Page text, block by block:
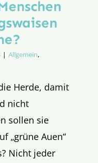
| Allgemein,
Herde, damit
nicht
sollen sie
„grüne Auen“
Nicht jeder